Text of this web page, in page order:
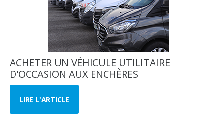
ACHETER UN VÉHICULE UTILITAIRE
D'OCCASION AUX ENCHÈRES
LIRE L'ARTICLE